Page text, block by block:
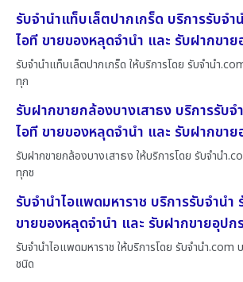
รับจำนำแท็บเล็ตปากเกร็ด บริการรับจ
ไอที ขายของหลุดจำนำ และ รับฝากขา
รับจำนำแท็บเล็ตปากเกร็ด ให้บริการโดย รับจํานํา
ทุก
รับฝากขายกล้องบางเสาธง บริการรับ
ไอที ขายของหลุดจำนำ และ รับฝากขา
รับฝากขายกล้องบางเสาธง ให้บริการโดย รับจํานํา
ทุกช
รับจำนำไอแพดมหาราช บริการรับจำน
ขายของหลุดจำนำ และ รับฝากขายอุป
รับจำนำไอแพดมหาราช ให้บริการโดย รับจํานํา.com
ชนิด